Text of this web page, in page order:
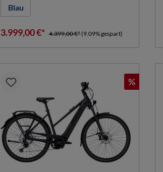
Blau
3.999,00 €* 4.399,00 €* (9.09% gespart)
%